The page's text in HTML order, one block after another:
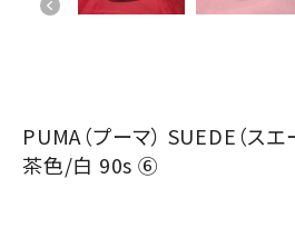
PUMA（プーマ） SUEDE（ス
茶色/白 90s ⑥